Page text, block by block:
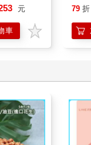
元
車
79 折